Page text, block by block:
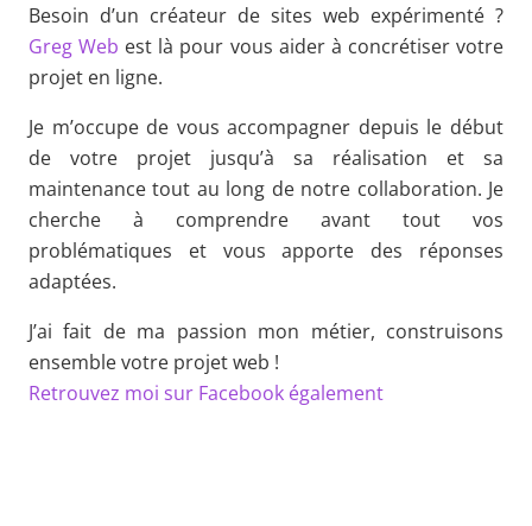
Besoin d’un créateur de sites web expérimenté ?
Greg Web est là pour vous aider à concrétiser votre
projet en ligne.
Je m’occupe de vous accompagner depuis le début
de votre projet jusqu’à sa réalisation et sa
maintenance tout au long de notre collaboration. Je
cherche à comprendre avant tout vos
problématiques et vous apporte des réponses
adaptées.
J’ai fait de ma passion mon métier, construisons
ensemble votre projet web !
Retrouvez moi sur Facebook également